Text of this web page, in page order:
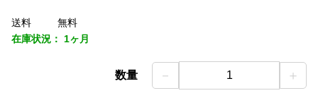
送料
無料
在庫状況： 1ヶ月
数量 － 1 ＋